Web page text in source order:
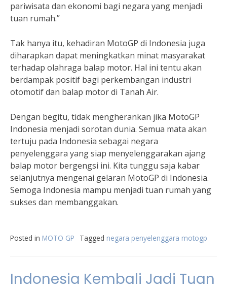
pariwisata dan ekonomi bagi negara yang menjadi
tuan rumah.”
Tak hanya itu, kehadiran MotoGP di Indonesia juga
diharapkan dapat meningkatkan minat masyarakat
terhadap olahraga balap motor. Hal ini tentu akan
berdampak positif bagi perkembangan industri
otomotif dan balap motor di Tanah Air.
Dengan begitu, tidak mengherankan jika MotoGP
Indonesia menjadi sorotan dunia. Semua mata akan
tertuju pada Indonesia sebagai negara
penyelenggara yang siap menyelenggarakan ajang
balap motor bergengsi ini. Kita tunggu saja kabar
selanjutnya mengenai gelaran MotoGP di Indonesia.
Semoga Indonesia mampu menjadi tuan rumah yang
sukses dan membanggakan.
Posted in MOTO GP Tagged negara penyelenggara motogp
Indonesia Kembali Jadi Tuan